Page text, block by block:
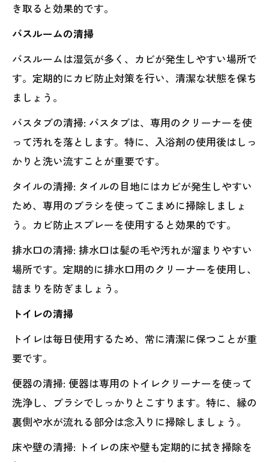
き取ると効果的です。
バスルームの清掃
バスルームは湿気が多く、カビが発生しやすい場所で
す。定期的にカビ防止対策を行い、清潔な状態を保ち
ましょう。
バスタブの清掃: バスタブは、専用のクリーナーを使
って汚れを落とします。特に、入浴剤の使用後はしっ
かりと洗い流すことが重要です。
タイルの清掃: タイルの目地にはカビが発生しやすい
ため、専用のブラシを使ってこまめに掃除しましょ
う。カビ防止スプレーを使用すると効果的です。
排水口の清掃: 排水口は髪の毛や汚れが溜まりやすい
場所です。定期的に排水口用のクリーナーを使用し、
詰まりを防ぎましょう。
トイレの清掃
トイレは毎日使用するため、常に清潔に保つことが重
要です。
便器の清掃: 便器は専用のトイレクリーナーを使って
洗浄し、ブラシでしっかりとこすります。特に、縁の
裏側や水が流れる部分は念入りに掃除しましょう。
床や壁の清掃: トイレの床や壁も定期的に拭き掃除を